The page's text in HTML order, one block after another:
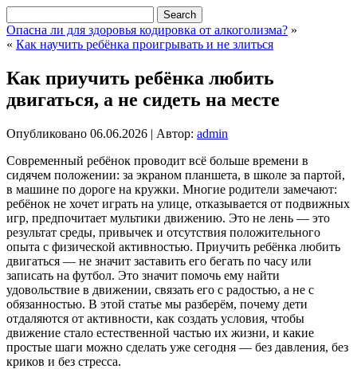
Опасна ли для здоровья кодировка от алкоголизма? »
« Как научить ребёнка проигрывать и не злиться
Как приучить ребёнка любить
двигаться, а не сидеть на месте
Опубликовано 06.06.2026 | Автор: admin
Современный ребёнок проводит всё больше времени в
сидячем положении: за экраном планшета, в школе за партой,
в машине по дороге на кружки. Многие родители замечают:
ребёнок не хочет играть на улице, отказывается от подвижных
игр, предпочитает мультики движению. Это не лень — это
результат среды, привычек и отсутствия положительного
опыта с физической активностью. Приучить ребёнка любить
двигаться — не значит заставить его бегать по часу или
записать на футбол. Это значит помочь ему найти
удовольствие в движении, связать его с радостью, а не с
обязанностью. В этой статье мы разберём, почему дети
отдаляются от активности, как создать условия, чтобы
движение стало естественной частью их жизни, и какие
простые шаги можно сделать уже сегодня — без давления, без
криков и без стресса.